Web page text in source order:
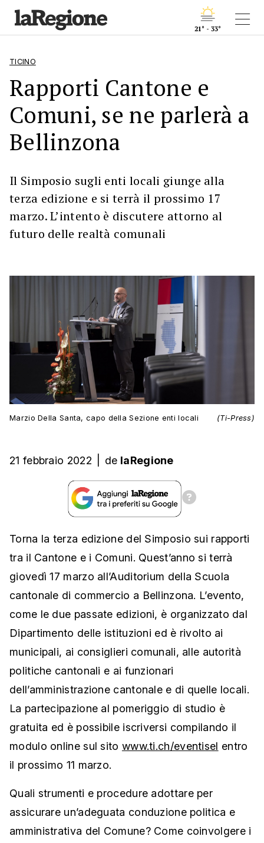
21° - 33°
TICINO
Rapporti Cantone e
Comuni, se ne parlerà a
Bellinzona
Il Simposio sugli enti locali giunge alla
terza edizione e si terrà il prossimo 17
marzo. L’intento è discutere attorno al
futuro delle realtà comunali
Marzio Della Santa, capo della Sezione enti locali (Ti-Press)
21 febbraio 2022 de laRegione
Torna la terza edizione del Simposio sui rapporti
tra il Cantone e i Comuni. Quest’anno si terrà
giovedì 17 marzo all’Auditorium della Scuola
cantonale di commercio a Bellinzona. L’evento,
come le due passate edizioni, è organizzato dal
Dipartimento delle istituzioni ed è rivolto ai
municipali, ai consiglieri comunali, alle autorità
politiche cantonali e ai funzionari
dell’amministrazione cantonale e di quelle locali.
La partecipazione al pomeriggio di studio è
gratuita ed è possibile iscriversi compilando il
modulo online sul sito www.ti.ch/eventisel entro
il prossimo 11 marzo.
Quali strumenti e procedure adottare per
assicurare un’adeguata conduzione politica e
amministrativa del Comune? Come coinvolgere i